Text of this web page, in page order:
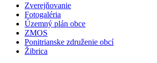
Zverejňovanie
Fotogaléria
Územný plán obce
ZMOS
Ponitrianske združenie obcí
Žibrica